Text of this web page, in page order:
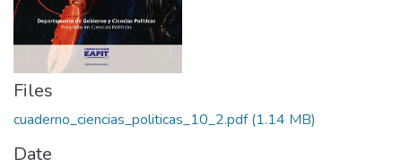
Files
cuaderno_ciencias_politicas_10_2.pdf(1.14 MB)
Date